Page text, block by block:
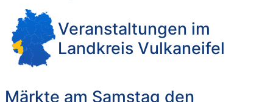
Veranstaltungen im
Landkreis Vulkaneifel
Märkte am Samstag den